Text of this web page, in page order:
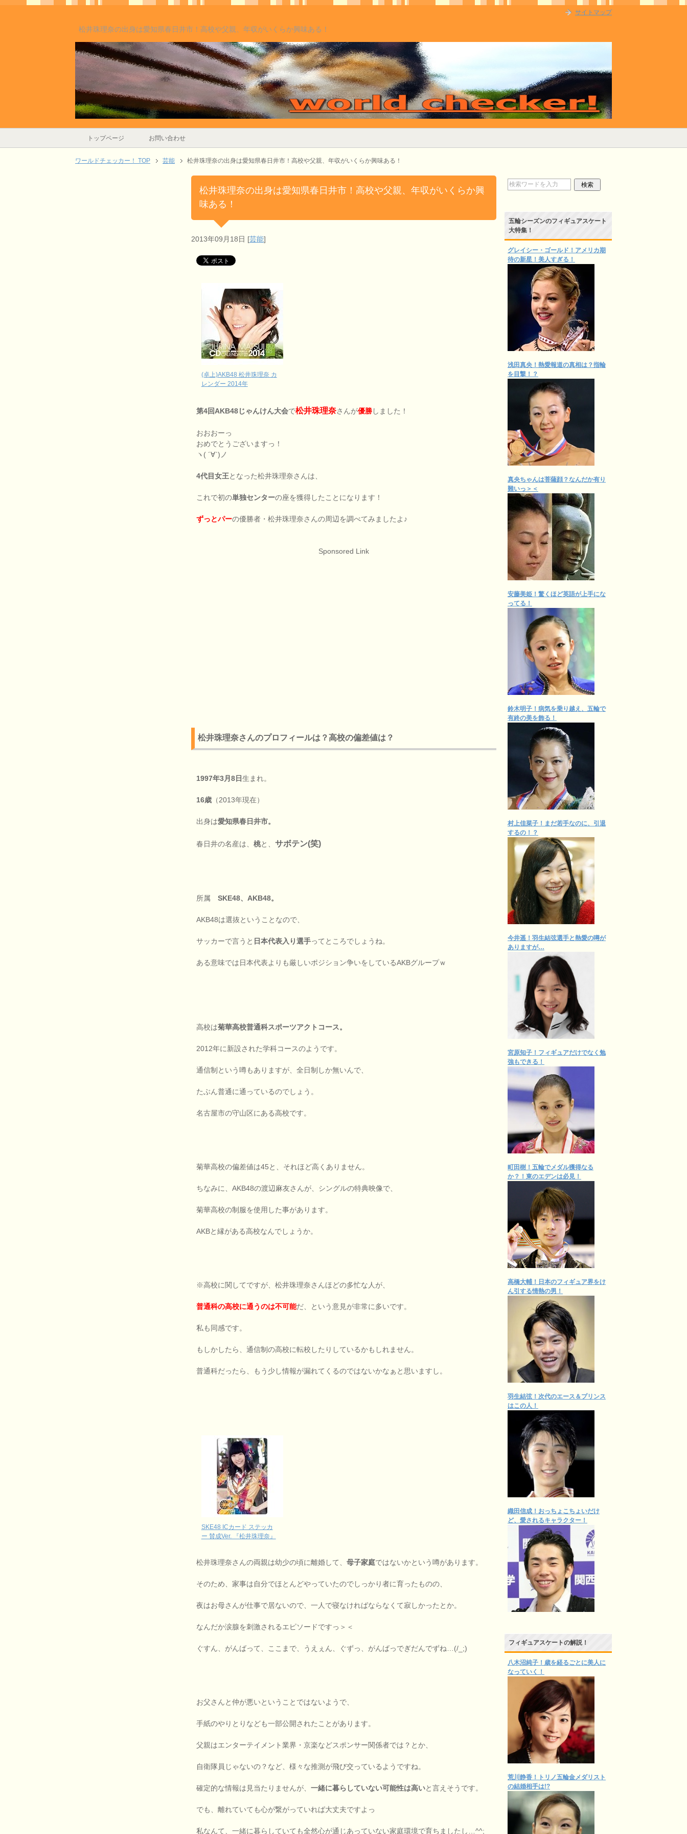
松井珠理奈の出身は愛知県春日井市！高校や父親、年収がいくらか興味ある！
トップページ お問い合わせ
ワールドチェッカー！ TOP 芸能 松井珠理奈の出身は愛知県春日井市！高校や父親、年収がいくらか興味ある！
松井珠理奈の出身は愛知県春日井市！高校や父親、年収がいくらか興
味ある！
2013年09月18日 [芸能]
(卓上)AKB48 松井珠理奈 カ
レンダー 2014年
第4回AKB48じゃんけん大会で松井珠理奈さんが優勝しました！
おおおーっ
おめでとうございますっ！
ヽ( ´∀`)ノ
4代目女王となった松井珠理奈さんは、
これで初の単独センターの座を獲得したことになります！
ずっとパーの優勝者・松井珠理奈さんの周辺を調べてみましたよ♪
Sponsored Link
松井珠理奈さんのプロフィールは？高校の偏差値は？
1997年3月8日生まれ。
16歳（2013年現在）
出身は愛知県春日井市。
春日井の名産は、 桃と、 サボテン(笑)
所属 SKE48、AKB48。
AKB48は選抜ということなので、
サッカーで言うと 日本代表入り選手ってところでしょうね。
ある意味では日本代表よりも厳しいポジション争いをしているAKBグループｗ
高校は菊華高校普通科スポーツアクトコース。
2012年に新設された学科コースのようです。
通信制という噂もありますが、全日制しか無いんで、
たぶん普通に通っているのでしょう。
名古屋市の守山区にある高校です。
菊華高校の偏差値は45と、それほど高くありません。
ちなみに、AKB48の渡辺麻友さんが、シングルの特典映像で、
菊華高校の制服を使用した事があります。
AKBと縁がある高校なんでしょうか。
※高校に関してですが、松井珠理奈さんほどの多忙な人が、
普通科の高校に通うのは不可能だ、という意見が非常に多いです。
私も同感です。
もしかしたら、通信制の高校に転校したりしているかもしれません。
普通科だったら、もう少し情報が漏れてくるのではないかなぁと思いますし。
SKE48 ICカード ステッカ
ー 賛成Ver. 『松井珠理奈』
松井珠理奈さんの両親は幼少の頃に離婚して、 母子家庭ではないかという噂があります。
そのため、家事は自分でほとんどやっていたのでしっかり者に育ったものの、
夜はお母さんが仕事で居ないので、一人で寝なければならなくて寂しかったとか。
なんだか涙腺を刺激されるエピソードですっ＞＜
ぐすん、がんばって、ここまで、うえぇん、ぐずっ、がんばっでぎだんでずね…(/_;)
お父さんと仲が悪いということではないようで、
手紙のやりとりなども一部公開されたことがあります。
父親はエンターテイメント業界・京楽などスポンサー関係者では？とか、
自衛隊員じゃないの？など、様々な推測が飛び交っているようですね。
確定的な情報は見当たりませんが、 一緒に暮らしていない可能性は高いと言えそうです。
でも、離れていても心が繋がっていれば大丈夫ですよっ
私なんて、一緒に暮らしていても全然心が通じあっていない家庭環境で育ちましたし…^^;
五輪シーズンのフィギュアスケート
大特集！
グレイシー・ゴールド！アメリカ期
待の新星！美人すぎる！
浅田真央！熱愛報道の真相は？指輪
を目撃！？
真央ちゃんは菩薩顔？なんだか有り
難いっ＞＜
安藤美姫！驚くほど英語が上手にな
ってる！
鈴木明子！病気を乗り越え、五輪で
有終の美を飾る！
村上佳菜子！まだ若手なのに、引退
するの！？
今井遥！羽生結弦選手と熱愛の噂が
ありますが…
宮原知子！フィギュアだけでなく勉
強もできる！
町田樹！五輪でメダル獲得なる
か？！東のエデンは必見！
高橋大輔！日本のフィギュア界をけ
ん引する情熱の男！
羽生結弦！次代のエース＆プリンス
はこの人！
織田信成！おっちょこちょいだけ
ど、愛されるキャラクター！
フィギュアスケートの解説！
八木沼純子！歳を経るごとに美人に
なっていく！
荒川静香！トリノ五輪金メダリスト
の結婚相手は!?
サイトマップ